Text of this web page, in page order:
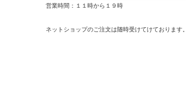
営業時間：１１時から１９時
ネットショップのご注文は随時受けてけております。